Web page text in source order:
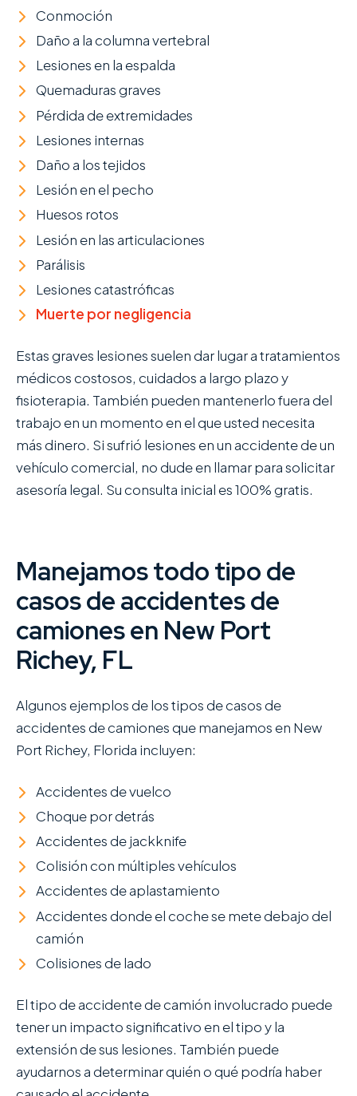
Conmoción
Daño a la columna vertebral
Lesiones en la espalda
Quemaduras graves
Pérdida de extremidades
Lesiones internas
Daño a los tejidos
Lesión en el pecho
Huesos rotos
Lesión en las articulaciones
Parálisis
Lesiones catastróficas
Muerte por negligencia
Estas graves lesiones suelen dar lugar a tratamientos
médicos costosos, cuidados a largo plazo y
fisioterapia. También pueden mantenerlo fuera del
trabajo en un momento en el que usted necesita
más dinero. Si sufrió lesiones en un accidente de un
vehículo comercial, no dude en llamar para solicitar
asesoría legal. Su consulta inicial es 100% gratis.
Manejamos todo tipo de
casos de accidentes de
camiones en New Port
Richey, FL
Algunos ejemplos de los tipos de casos de
accidentes de camiones que manejamos en New
Port Richey, Florida incluyen:
Accidentes de vuelco
Choque por detrás
Accidentes de jackknife
Colisión con múltiples vehículos
Accidentes de aplastamiento
Accidentes donde el coche se mete debajo del
camión
Colisiones de lado
El tipo de accidente de camión involucrado puede
tener un impacto significativo en el tipo y la
extensión de sus lesiones. También puede
ayudarnos a determinar quién o qué podría haber